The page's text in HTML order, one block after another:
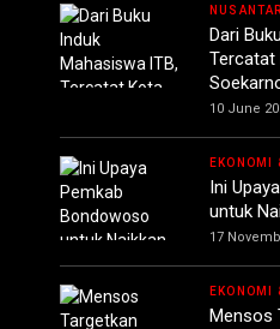
Dari
Tercatat
10 June
EKONOMI
Ini
untuk
17
EKONOMI
Mensos